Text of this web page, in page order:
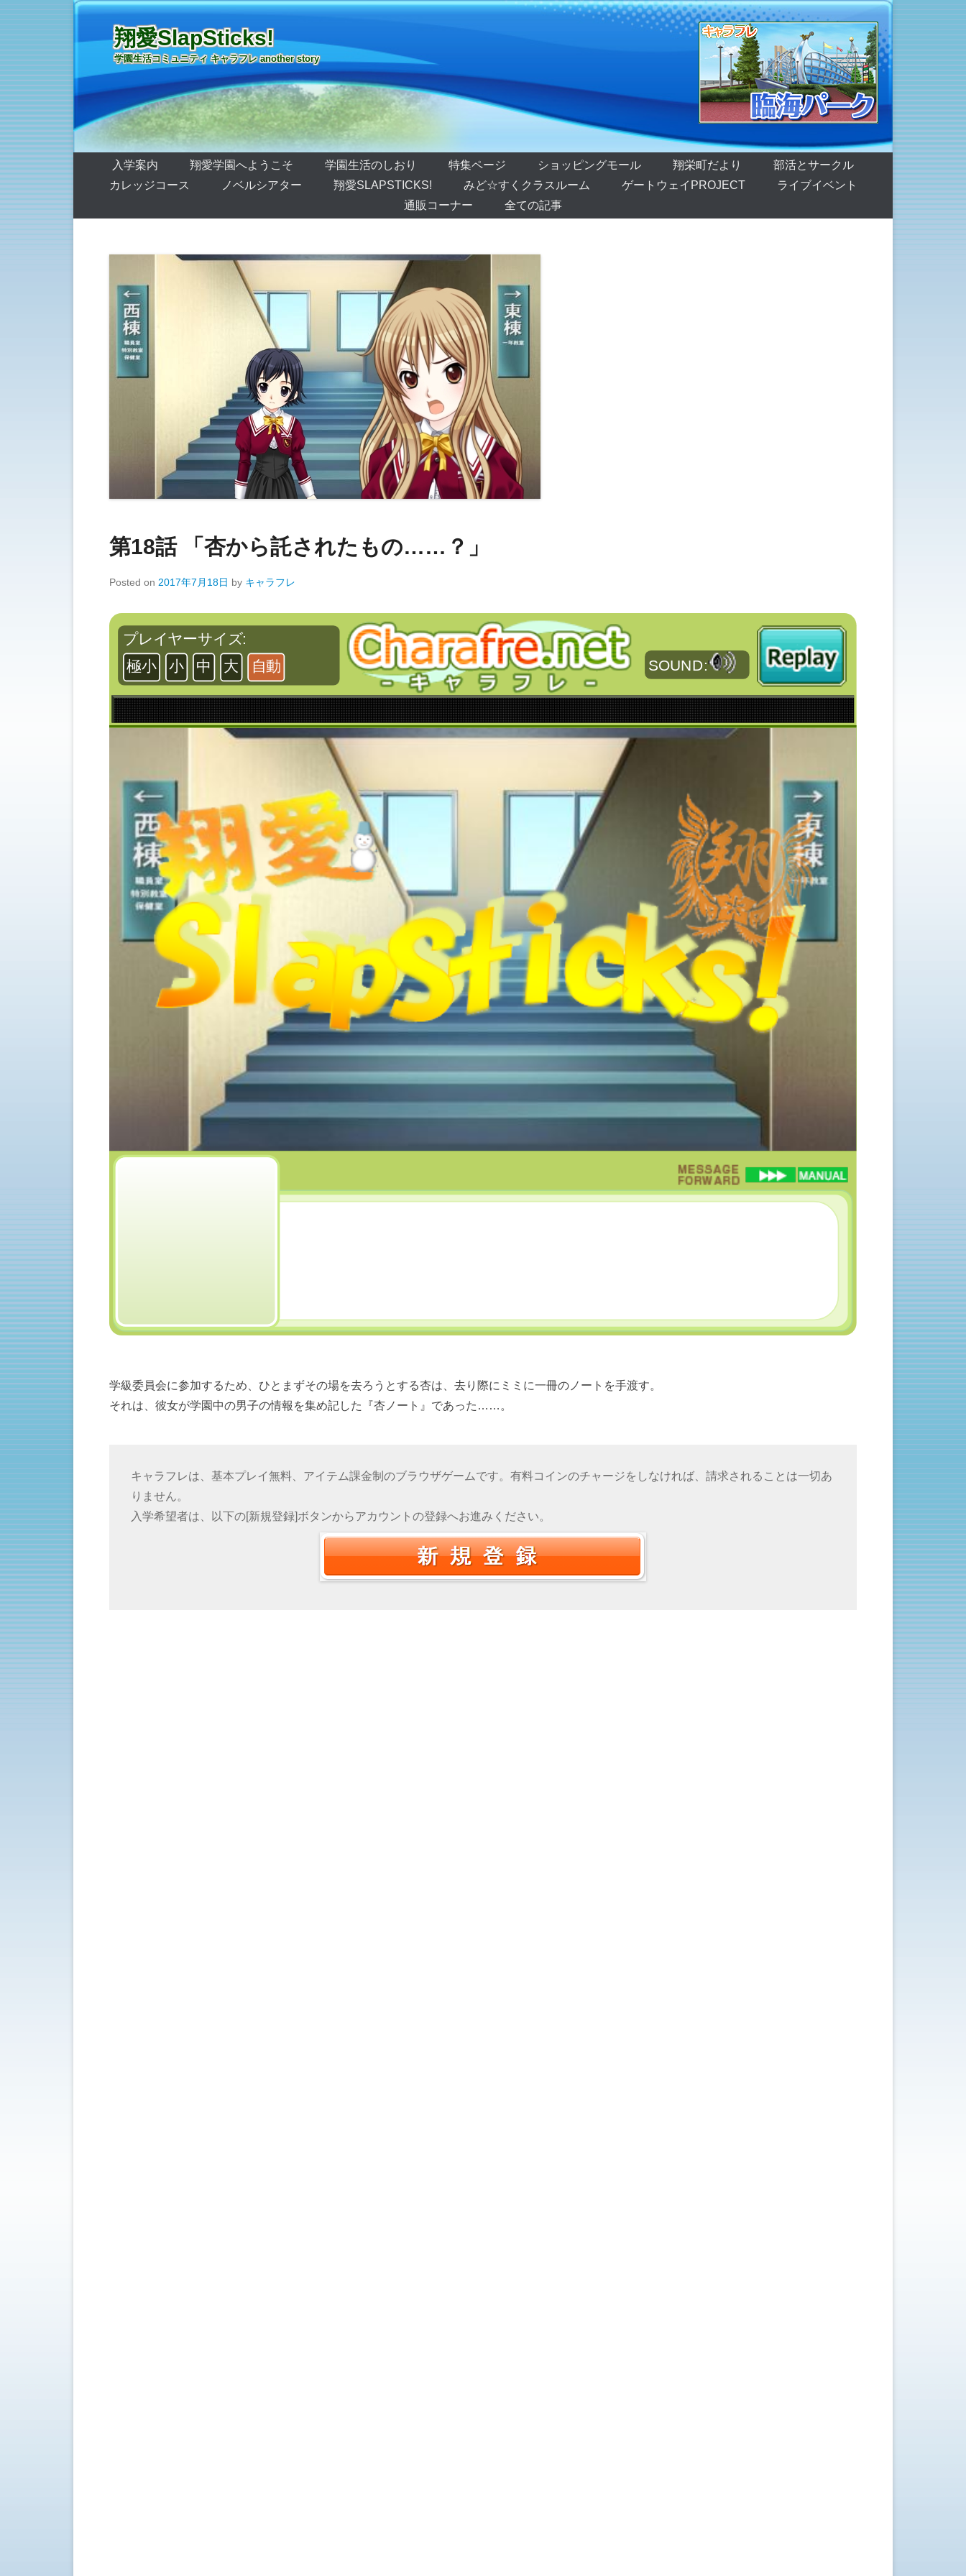
翔愛SlapSticks!
学園生活コミュニティ キャラフレ another story
第1メニュー
コンテンツへ移動
入学案内 翔愛学園へようこそ 学園生活のしおり 特集ページ ショッピングモール 翔栄町だより
部活とサークル
カレッジコース
ノベルシアター 翔愛SLAPSTICKS! みど☆すくクラスルーム ゲートウェイPROJECT
ライブイベント
通販コーナー
全ての記事
第18話 「杏から託されたもの……？」
Posted on 2017年7月18日 by キャラフレ
学級委員会に参加するため、ひとまずその場を去ろうとする杏は、去り際にミミに一冊のノートを手渡す。
それは、彼女が学園中の男子の情報を集め記した『杏ノート』であった……。
キャラフレは、基本プレイ無料、アイテム課金制のブラウザゲームです。有料コインのチャージをしなければ、請求されることは一切あ
りません。
入学希望者は、以下の[新規登録]ボタンからアカウントの登録へお進みください。